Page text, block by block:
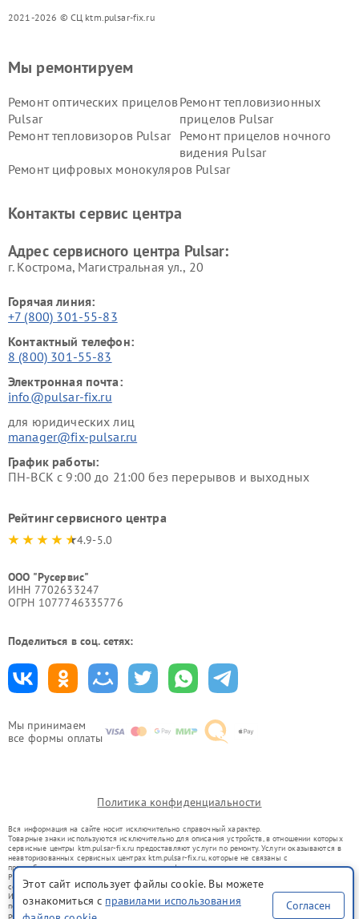
2021-2026 © СЦ ktm.pulsar-fix.ru
Мы принимаем
все формы оплаты
Мы ремонтируем
Ремонт оптических прицелов
Pulsar
Ремонт тепловизионных
прицелов Pulsar
Ремонт тепловизоров Pulsar
Ремонт прицелов ночного
видения Pulsar
Ремонт цифровых монокуляров Pulsar
Контакты сервис центра
Адрес сервисного центра Pulsar:
г. Кострома, Магистральная ул., 20
Горячая линия:
+7 (800) 301-55-83
Контактный телефон:
8 (800) 301-55-83
Электронная почта:
info@pulsar-fix.ru
для юридических лиц
manager@fix-pulsar.ru
График работы:
ПН-ВСК с 9:00 до 21:00 без перерывов и выходных
Рейтинг сервисного центра
4.9-5.0
ООО "Русервис"
ИНН 7702633247
ОГРН 1077746335776
Поделиться в соц. сетях:
Политика конфиденциальности
Вся информация на сайте носит исключительно справочный характер.
Товарные знаки используются исключительно для описания устройств, в отношении которых
сервисные центры ktm.pulsar-fix.ru предоставляют услуги по ремонту. Услуги оказываются в
неавторизованных сервисных центрах ktm.pulsar-fix.ru, которые не связаны с
правообладателями товарных знаков или их официальными представителями.
Ремонт осуществляется для устройств, уже введенных в гражданский оборот в соответствии
со статьей 1487 ГК РФ.
Использование товарных знаков не преследует цели индивидуализации услуг или введения
потребителей в заблуждение, а служит для информирования о предоставляемых услугах по
ремонту техники указанных брендов.
Этот сайт использует файлы cookie. Вы можете
ознакомиться с правилами использования
Согласен